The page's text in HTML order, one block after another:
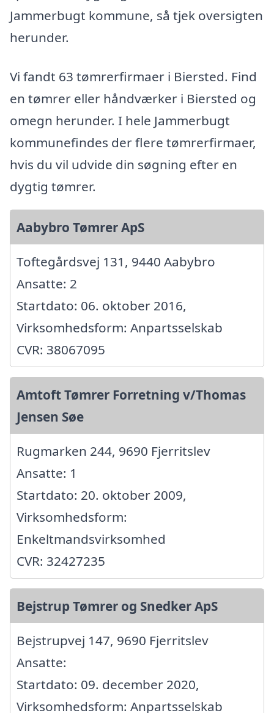
Jammerbugt kommune, så tjek oversigten
herunder.
Vi fandt 63 tømrerfirmaer i Biersted. Find
en tømrer eller håndværker i Biersted og
omegn herunder. I hele Jammerbugt
kommunefindes der flere tømrerfirmaer,
hvis du vil udvide din søgning efter en
dygtig tømrer.
Aabybro Tømrer ApS
Toftegårdsvej 131, 9440 Aabybro
Ansatte: 2
Startdato: 06. oktober 2016,
Virksomhedsform: Anpartsselskab
CVR: 38067095
Amtoft Tømrer Forretning v/Thomas
Jensen Søe
Rugmarken 244, 9690 Fjerritslev
Ansatte: 1
Startdato: 20. oktober 2009,
Virksomhedsform:
Enkeltmandsvirksomhed
CVR: 32427235
Bejstrup Tømrer og Snedker ApS
Bejstrupvej 147, 9690 Fjerritslev
Ansatte:
Startdato: 09. december 2020,
Virksomhedsform: Anpartsselskab